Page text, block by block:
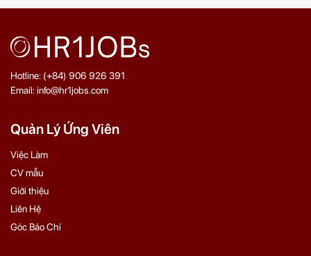
Hotline: (+84) 906 926 391
Email: info@hr1jobs.com
Quản Lý Ứng Viên
Việc Làm
CV mẫu
Giới thiệu
Liên Hệ
Góc Báo Chí